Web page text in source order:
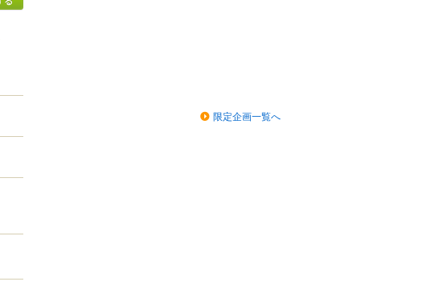
限定企画一覧へ